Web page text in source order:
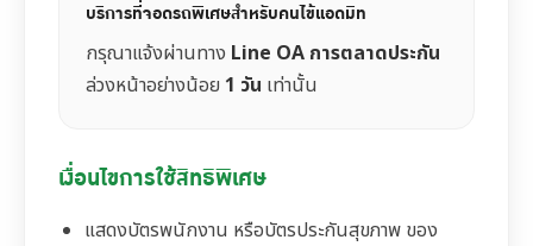
บริการที่จอดรถพิเศษสำหรับคนไข้แอดมิท
กรุณาแจ้งผ่านทาง Line OA การตลาดประกัน
ล่วงหน้าอย่างน้อย 1 วัน เท่านั้น
เงื่อนไขการใช้สิทธิพิเศษ
แสดงบัตรพนักงาน หรือบัตรประกันสุขภาพ ของ